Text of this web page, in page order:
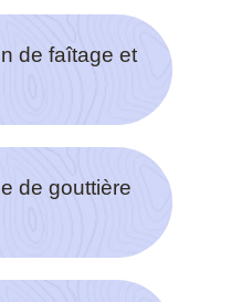
de faîtage et
de gouttière